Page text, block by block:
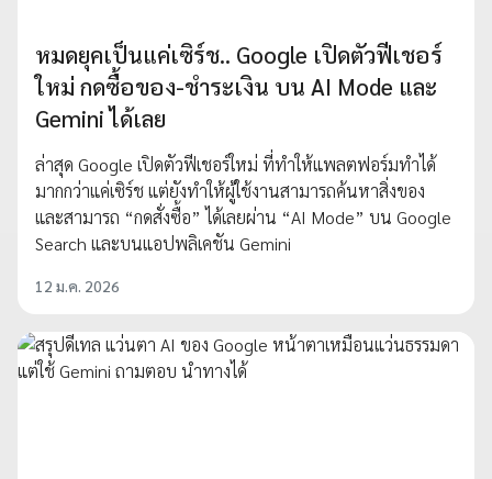
หมดยุคเป็นแค่เซิร์ช.. Google เปิดตัวฟีเชอร์
ใหม่ กดซื้อของ-ชำระเงิน บน AI Mode และ
Gemini ได้เลย
ล่าสุด Google เปิดตัวฟีเชอร์ใหม่ ที่ทำให้แพลตฟอร์มทำได้
มากกว่าแค่เซิร์ช แต่ยังทำให้ผู้ใช้งานสามารถค้นหาสิ่งของ
และสามารถ “กดสั่งซื้อ” ได้เลยผ่าน “AI Mode” บน Google
Search และบนแอปพลิเคชัน Gemini
12 ม.ค. 2026